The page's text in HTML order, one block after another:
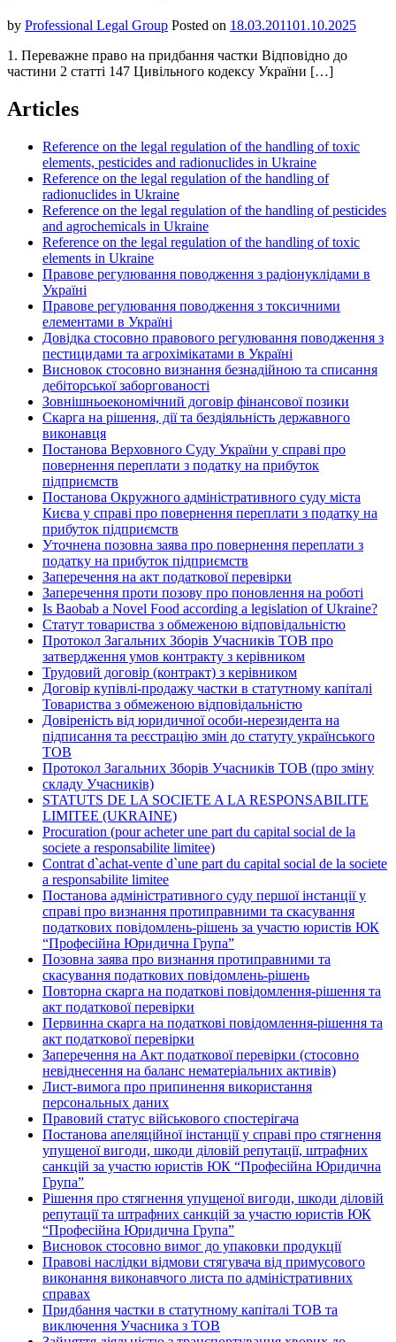
by Professional Legal Group Posted on 18.03.201101.10.2025
1. Переважне право на придбання частки Відповідно до
частини 2 статті 147 Цивільного кодексу України […]
Articles
Reference on the legal regulation of the handling of toxic
elements, pesticides and radionuclides in Ukraine
Reference on the legal regulation of the handling of
radionuclides in Ukraine
Reference on the legal regulation of the handling of pesticides
and agrochemicals in Ukraine
Reference on the legal regulation of the handling of toxic
elements in Ukraine
Правове регулювання поводження з радіонуклідами в
Україні
Правове регулювання поводження з токсичними
елементами в Україні
Довідка стосовно правового регулювання поводження з
пестицидами та агрохімікатами в Україні
Висновок стосовно визнання безнадійною та списання
дебіторської заборгованості
Зовнішньоекономічний договір фінансової позики
Скарга на рішення, дії та бездіяльність державного
виконавця
Постанова Верховного Суду України у справі про
повернення переплати з податку на прибуток
підприємств
Постанова Окружного адміністративного суду міста
Києва у справі про повернення переплати з податку на
прибуток підприємств
Уточнена позовна заява про повернення переплати з
податку на прибуток підприємств
Заперечення на акт податкової перевірки
Заперечення проти позову про поновлення на роботі
Is Baobab a Novel Food according a legislation of Ukraine?
Статут товариства з обмеженою відповідальністю
Протокол Загальних Зборів Учасників ТОВ про
затвердження умов контракту з керівником
Трудовий договір (контракт) з керівником
Договір купівлі-продажу частки в статутному капіталі
Товариства з обмеженою відповідальністю
Довіреність від юридичної особи-нерезидента на
підписання та реєстрацію змін до статуту українського
ТОВ
Протокол Загальних Зборів Учасників ТОВ (про зміну
складу Учасників)
STATUTS DE LA SOCIETE A LA RESPONSABILITE
LIMITEE (UKRAINE)
Procuration (pour acheter une part du capital social de la
societe a responsabilite limitee)
Contrat d`achat-vente d`une part du capital social de la societe
a responsabilite limitee
Постанова адміністративного суду першої інстанції у
справі про визнання протиправними та скасування
податкових повідомлень-рішень за участю юристів ЮК
“Професійна Юридична Група”
Позовна заява про визнання протиправними та
скасування податкових повідомлень-рішень
Повторна скарга на податкові повідомлення-рішення та
акт податкової перевірки
Первинна скарга на податкові повідомлення-рішення та
акт податкової перевірки
Заперечення на Акт податкової перевірки (стосовно
невіднесення на баланс нематеріальних активів)
Лист-вимога про припинення використання
персональных даних
Правовий статус військового спостерігача
Постанова апеляційної інстанції у справі про стягнення
упущеної вигоди, шкоди діловій репутації, штрафних
санкцій за участю юристів ЮК “Професійна Юридична
Група”
Рішення про стягнення упущеної вигоди, шкоди діловій
репутації та штрафних санкцій за участю юристів ЮК
“Професійна Юридична Група”
Висновок стосовно вимог до упаковки продукції
Правові наслідки відмови стягувача від примусового
виконання виконавчого листа по адміністративних
справах
Придбання частки в статутному капіталі ТОВ та
виключення Учасника з ТОВ